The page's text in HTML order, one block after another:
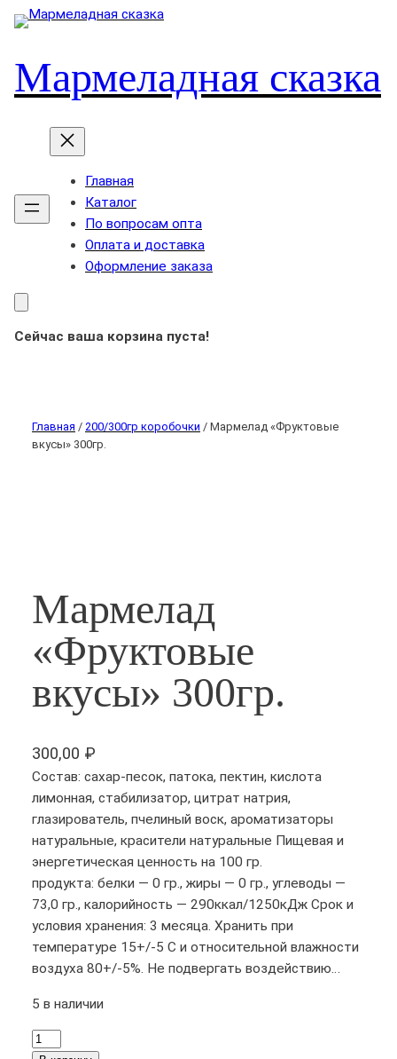
Мармеладная сказка
Главная
Каталог
По вопросам опта
Оплата и доставка
Оформление заказа
Сейчас ваша корзина пуста!
Главная / 200/300гр коробочки / Мармелад «Фруктовые
вкусы» 300гр.
Мармелад
«Фруктовые
вкусы» 300гр.
300,00 ₽
Состав: сахар-песок, патока, пектин, кислота
лимонная, стабилизатор, цитрат натрия,
глазирователь, пчелиный воск, ароматизаторы
натуральные, красители натуральные Пищевая и
энергетическая ценность на 100 гр.
продукта: белки — 0 гр., жиры — 0 гр., углеводы —
73,0 гр., калорийность — 290ккал/1250кДж Срок и
условия хранения: 3 месяца. Хранить при
температуре 15+/-5 С и относительной влажности
воздуха 80+/-5%. Не подвергать воздействию…
5 в наличии
К